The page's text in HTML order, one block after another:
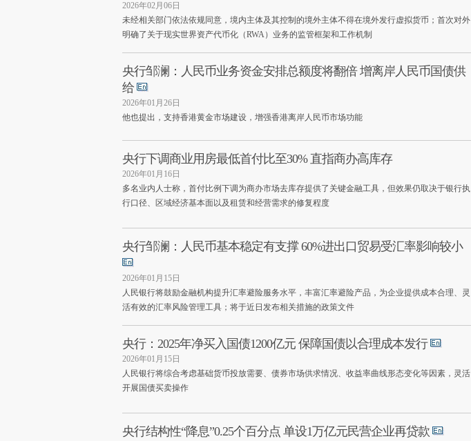
2026年02月06日
未经相关部门依法依规同意，境内主体及其控制的境外主体不得在境外发行虚拟货币；首次对外
明确了关于现实世界资产代币化（RWA）业务的监管框架和工作机制
央行邹澜：人民币业务资金安排总额度将翻倍 增离岸人民币国债供
给
2026年01月26日
他也提出，支持香港黄金市场建设，增强香港离岸人民币市场功能
央行下调商业用房最低首付比至30% 直指商办高库存
2026年01月16日
多名业内人士称，首付比例下调为商办市场去库存提供了关键金融工具，但效果仍取决于银行执
行口径、区域经济基本面以及租赁和经营需求的修复程度
央行邹澜：人民币基本稳定有支撑 60%进出口贸易受汇率影响较小
2026年01月15日
人民银行将鼓励金融机构提升汇率避险服务水平，丰富汇率避险产品，为企业提供成本合理、灵
活有效的汇率风险管理工具；将于近日发布相关措施的政策文件
央行：2025年净买入国债1200亿元 保障国债以合理成本发行
2026年01月15日
人民银行将综合考虑基础货币投放需要、债券市场供求情况、收益率曲线形态变化等因素，灵活
开展国债买卖操作
央行结构性“降息”0.25个百分点 单设1万亿元民营企业再贷款